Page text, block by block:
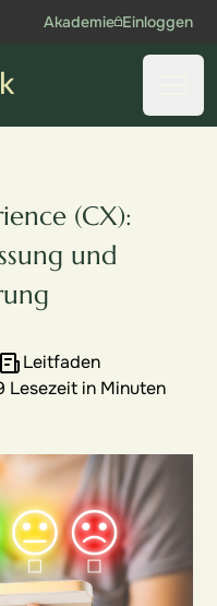
Akademie Einloggen
(CX):
und
Leitfaden
Lesezeit in Minuten